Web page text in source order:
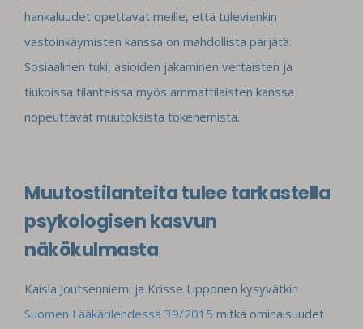
hankaluudet opettavat meille, että tulevienkin
vastoinkäymisten kanssa on mahdollista pärjätä.
Sosiaalinen tuki, asioiden jakaminen vertaisten ja
tiukoissa tilanteissa myös ammattilaisten kanssa
nopeuttavat muutoksista tokenemista.
Muutostilanteita tulee tarkastella
psykologisen kasvun
näkökulmasta
Kaisla Joutsenniemi ja Krisse Lipponen kysyvätkin
Suomen Lääkärilehdessä 39/2015 mitkä ominaisuudet